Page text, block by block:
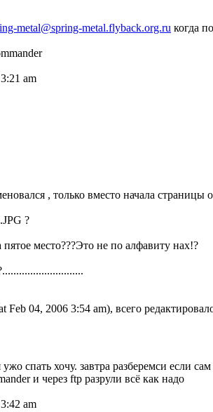
metal@spring-metal.flyback.org.ru когда
am
, только вместо начала страницы
?
место???Это не по алфавиту нах!?
Feb 04, 2006 3:54 am), всего
спать хочу. завтра разберемси если
и через ftp разрули всё как надо
am